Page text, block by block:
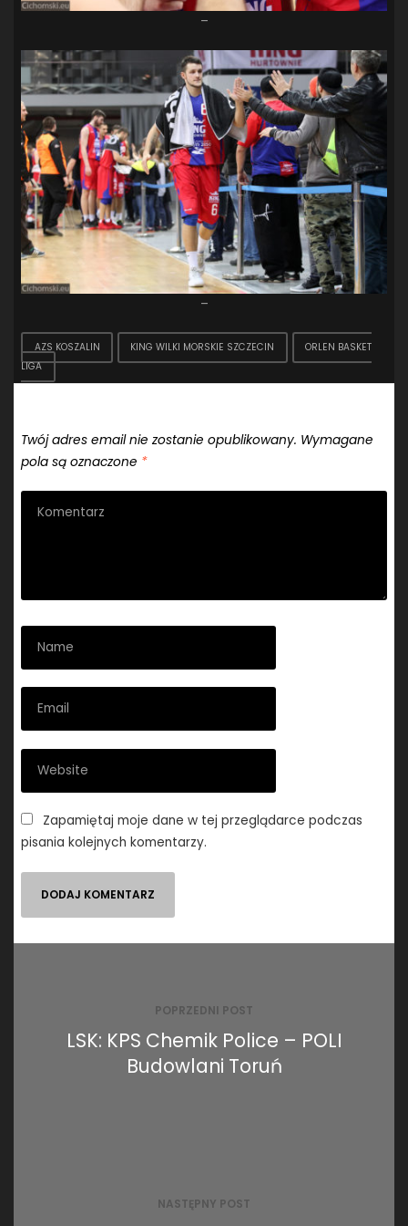
–
–
AZS KOSZALIN KING WILKI MORSKIE SZCZECIN
ORLEN BASKET
LIGA
Twój adres email nie zostanie opublikowany. Wymagane
pola są oznaczone *
Zapamiętaj moje dane w tej przeglądarce podczas
pisania kolejnych komentarzy.
POPRZEDNI POST
LSK: KPS Chemik Police – POLI
Budowlani Toruń
NASTĘPNY POST